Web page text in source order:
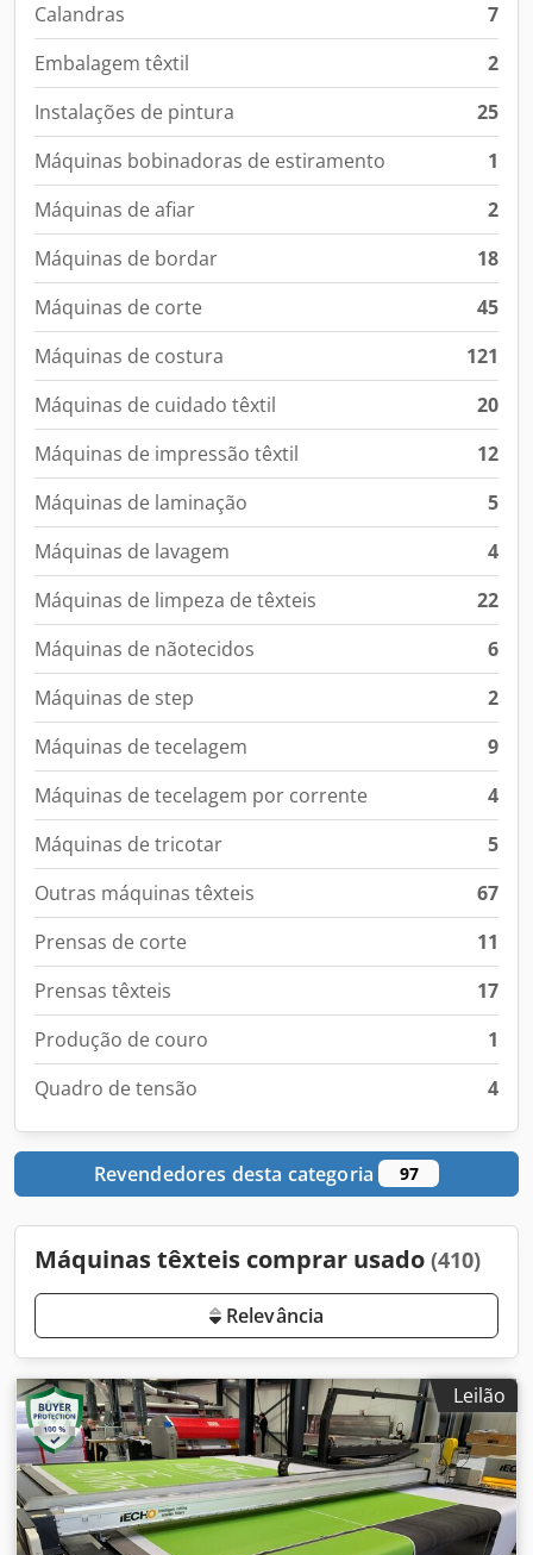
Calandras
7
Embalagem têxtil
2
Instalações de pintura
25
Máquinas bobinadoras de estiramento
1
Máquinas de afiar
2
Máquinas de bordar
18
Máquinas de corte
45
Máquinas de costura
121
Máquinas de cuidado têxtil
20
Máquinas de impressão têxtil
12
Máquinas de laminação
5
Máquinas de lavagem
4
Máquinas de limpeza de têxteis
22
Máquinas de nãotecidos
6
Máquinas de step
2
Máquinas de tecelagem
9
Máquinas de tecelagem por corrente
4
Máquinas de tricotar
5
Outras máquinas têxteis
67
Prensas de corte
11
Prensas têxteis
17
Produção de couro
1
Quadro de tensão
4
Revendedores desta categoria 97
Máquinas têxteis comprar usado (410)
Relevância
Leilão